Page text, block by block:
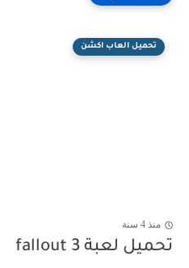
تحميل العاب اكشن
منذ 4 سنة
تحميل لعبة fallout 3